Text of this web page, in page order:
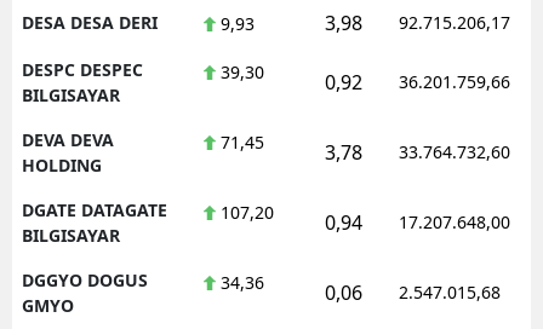
DESA DESA DERI 9,93 3,98 92.715.206,17
DESPC DESPEC
BILGISAYAR
39,30 0,92 36.201.759,66
DEVA DEVA
HOLDING
71,45 3,78 33.764.732,60
DGATE DATAGATE
BILGISAYAR
107,20 0,94 17.207.648,00
DGGYO DOGUS
GMYO
34,36 0,06 2.547.015,68